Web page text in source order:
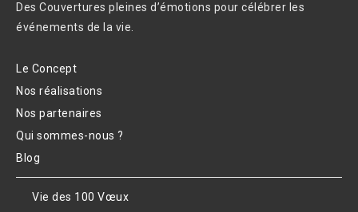
Des Couvertures pleines d’émotions pour célébrer les
événements de la vie.
Le Concept
Nos réalisations
Nos partenaires
Qui sommes-nous ?
Blog
Vie des 100 Vœux